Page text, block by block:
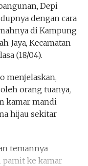
Depi
dengan cara
di Kampung
Jaya, Kecamatan
(18/04).
menjelaskan,
orang tuanya,
kamar mandi
hijau sekitar
temannya
ke kamar